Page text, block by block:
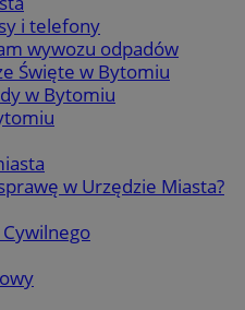
i telefony
wywozu odpadów
Święte w Bytomiu
w Bytomiu
w Urzędzie Miasta?